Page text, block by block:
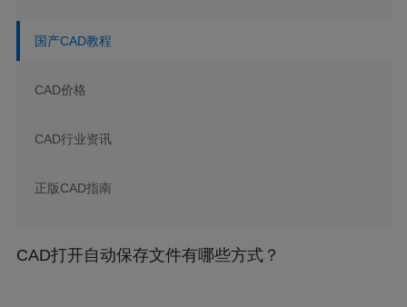
国产CAD教程
CAD价格
CAD行业资讯
正版CAD指南
CAD打开自动保存文件有哪些方式？